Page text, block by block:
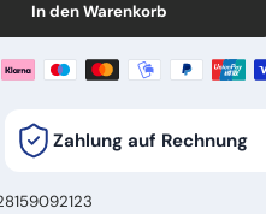
In den Warenkorb
Zahlung auf Rechnung